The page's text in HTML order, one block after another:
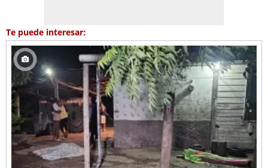
Te puede interesar: